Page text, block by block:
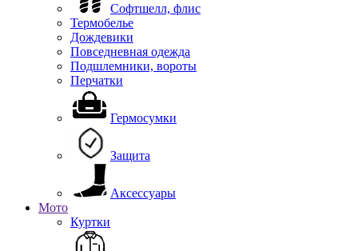
Софтшелл, флис
Термобелье
Дождевики
Повседневная одежда
Подшлемники, вороты
Перчатки
Гермосумки
Защита
Аксессуары
Мото
Куртки